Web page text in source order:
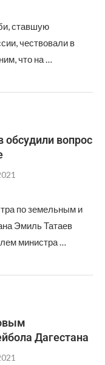
ставшую
чествовали в
что на …
обсудили вопрос
по земельным и
Эмиль Татаев
министра …
Дагестана